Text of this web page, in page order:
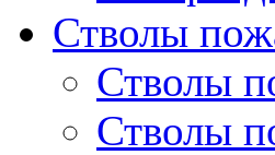
Стволы
Стволы
Стволы